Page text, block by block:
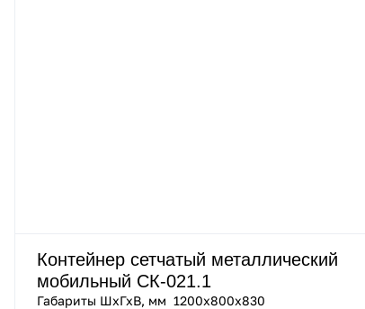
Контейнер сетчатый металлический
мобильный СК-021.1
Габариты ШхГхВ, мм 1200х800х830